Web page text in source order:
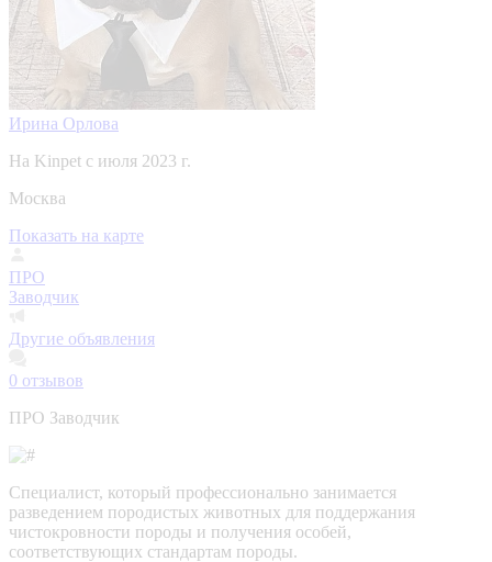
Ирина Орлова
На Kinpet c июля 2023 г.
Москва
Показать на карте
ПРО
Заводчик
Другие объявления
0 отзывов
ПРО Заводчик
Специалист, который профессионально занимается
разведением породистых животных для поддержания
чистокровности породы и получения особей,
соответствующих стандартам породы.